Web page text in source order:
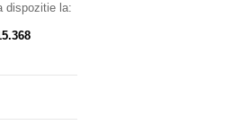
dispozitie la: